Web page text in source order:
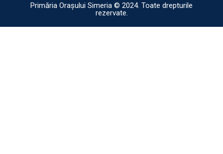
Primăria Orașului Simeria © 2024. Toate drepturile
rezervate.